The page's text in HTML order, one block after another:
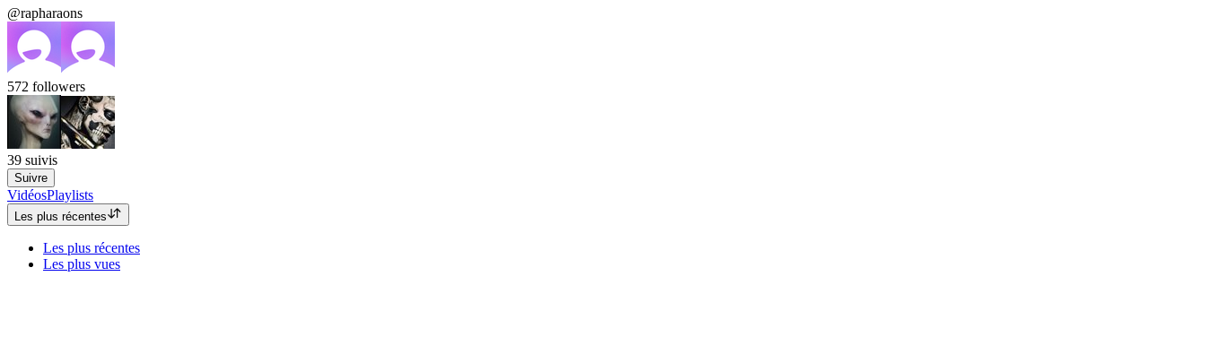
@rapharaons
572 followers
39 suivis
Suivre
VidéosPlaylists
Les plus récentes
Les plus récentes
Les plus vues